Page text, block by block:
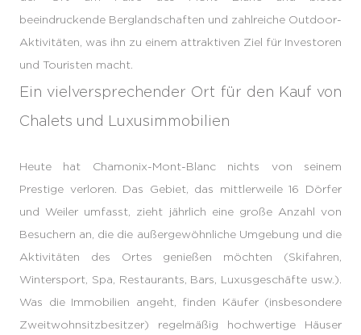
beeindruckende Berglandschaften und zahlreiche Outdoor-
Aktivitäten, was ihn zu einem attraktiven Ziel für Investoren
und Touristen macht.
Ein vielversprechender Ort für den Kauf von
Chalets und Luxusimmobilien
Heute hat Chamonix-Mont-Blanc nichts von seinem
Prestige verloren. Das Gebiet, das mittlerweile 16 Dörfer
und Weiler umfasst, zieht jährlich eine große Anzahl von
Besuchern an, die die außergewöhnliche Umgebung und die
Aktivitäten des Ortes genießen möchten (Skifahren,
Wintersport, Spa, Restaurants, Bars, Luxusgeschäfte usw.).
Was die Immobilien angeht, finden Käufer (insbesondere
Zweitwohnsitzbesitzer) regelmäßig hochwertige Häuser